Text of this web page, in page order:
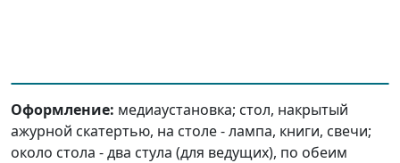
Оформление: медиаустановка; стол, накрытый
ажурной скатертью, на столе - лампа, книги, свечи;
около стола - два стула (для ведущих), по обеим